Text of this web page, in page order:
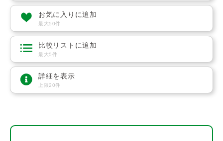
お気に入りに追加
最大50件
比較リストに追加
最大5件
詳細を表示
上限20件